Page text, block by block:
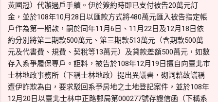
黃國冠）代辦過戶手續。伊於簽約時即已支付被告20萬元訂
金，並於108年10月28日以匯款方式將480萬元匯入被告指定帳
戶作為第一期款，嗣於同年11月6日、11月22日及12月18日依
約分別將第二期款500萬元、第三期款513萬元（含期款500萬
元及代書費、規費、契稅等13萬元）及貸款差額500萬元，如數
存入系爭履保專戶。詎料，被告於108年12月19日擅自向臺北市
士林地政事務所（下稱士林地政）提出異議書，砌詞藉故謊稱
遭伊詐欺為由，要求駁回系爭房地之土地登記案件，並於108年
12月20日以臺北士林中正路郵局第000277號存證信函（下稱系